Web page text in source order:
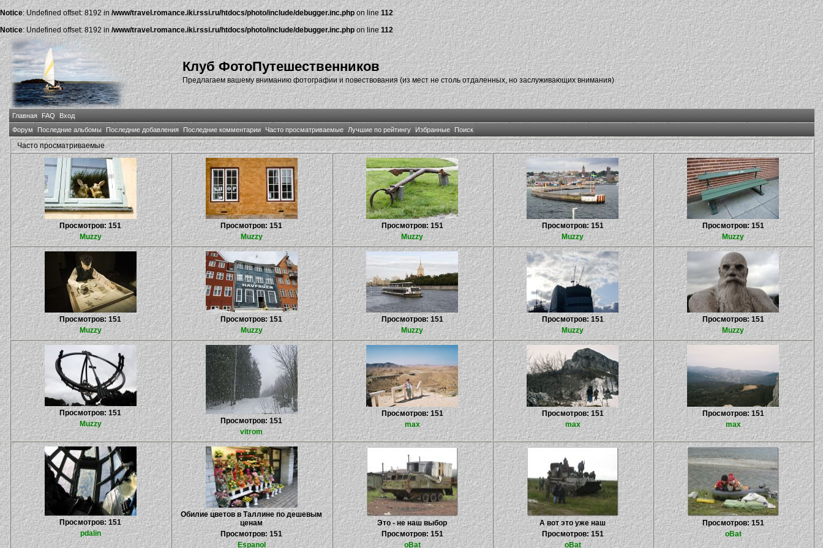
Notice: Undefined offset: 8192 in /www/travel.romance.iki.rssi.ru/htdocs/photo/include/debugger.inc.phpon line112
Notice: Undefined offset: 8192 in/www/travel.romance.iki.rssi.ru/htdocs/photo/include/debugger.inc.phpon line112
Клуб ФотоПутешественников
Предлагаем вашему вниманию фотографии и повествования (из мест не столь отдаленных, но заслуживающих внимания)
Главная FAQ
Вход
Форум
Последние альбомы Последние добавления Последние комментарии Часто просматриваемые Лучшие по рейтингу Избранные Поиск
Часто просматриваемые
Просмотров: 151
Muzzy
Просмотров: 151
Muzzy
Просмотров: 151
Muzzy
Просмотров: 151
Muzzy
Просмотров: 151
Muzzy
Просмотров: 151
Muzzy
Просмотров: 151
Muzzy
Просмотров: 151
Muzzy
Просмотров: 151
Muzzy
Просмотров: 151
Muzzy
Просмотров: 151
Muzzy
Просмотров: 151
vitrom
Просмотров: 151
max
Просмотров: 151
max
Просмотров: 151
max
Просмотров: 151
pdalin
Обилие цветов в Таллине по дешевым
ценам
Просмотров: 151
Espanol
Это - не наш выбор
Просмотров: 151
oBat
А вот это уже наш
Просмотров: 151
oBat
Просмотров: 151
oBat